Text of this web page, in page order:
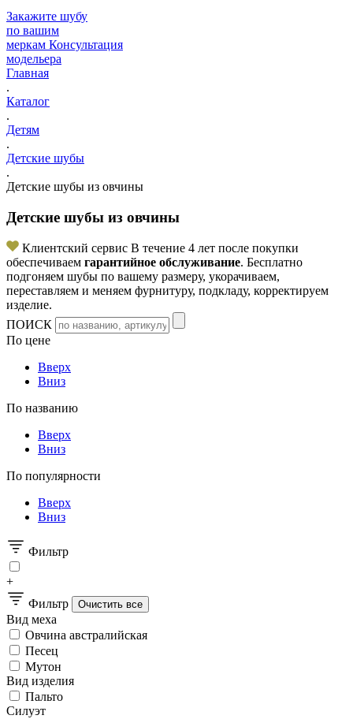
Закажите шубу
по вашим
меркам Консультация
модельера
Главная
.
Каталог
.
Детям
.
Детские шубы
.
Детские шубы из овчины
Детские шубы из овчины
Клиентский сервис В течение 4 лет после покупки
обеспечиваем гарантийное обслуживание. Бесплатно
подгоняем шубы по вашему размеру, укорачиваем,
переставляем и меняем фурнитуру, подкладу, корректируем
изделие.
ПОИСК
По цене
Вверх
Вниз
По названию
Вверх
Вниз
По популярности
Вверх
Вниз
Фильтр
+
Фильтр
Вид меха
Овчина австралийская
Песец
Мутон
Вид изделия
Пальто
Силуэт